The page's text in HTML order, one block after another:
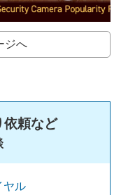
ジへ
依頼など
ヤル